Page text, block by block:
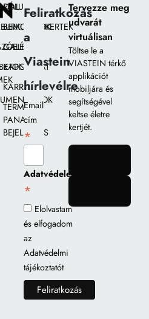
RÓLUNK
BEMUTATÓKERTEK
GALÉRIA
KAPCSOLAT
KARRIER
TERMÉK
PANASZ
BEJELENTÉS
Feliratkozás
a
Viastein
hírlevélre
Email
cím
*
Adatvédelem
*
Elolvastam
és elfogadom
az
Adatvédelmi
tájékoztatót
Tervezze meg
udvarát
virtuálisan
Töltse le a
VIASTEIN térkő
applikációt
mobiljára és
segítségével
keltse életre
kertjét.